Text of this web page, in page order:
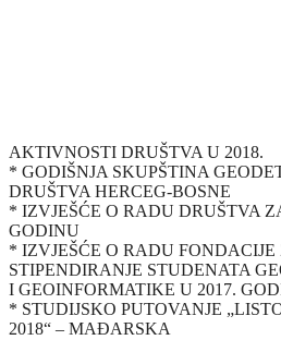
AKTIVNOSTI DRUŠTVA U 2018.
* GODIŠNJA SKUPŠTINA
DRUŠTVA HERCEG-BOSNE
* IZVJEŠĆE O RADU DRUŠTVA
GODINU
* IZVJEŠĆE O RADU FONDACIJE
STIPENDIRANJE STUDENATA
I GEOINFORMATIKE U 2017.
* STUDIJSKO PUTOVANJE
2018“ – MAĐARSKA